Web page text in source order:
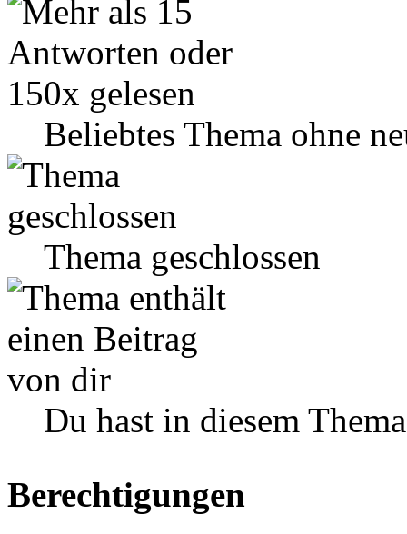
Beliebtes Thema ohne
Thema geschlossen
Du hast in diesem
Berechtigungen